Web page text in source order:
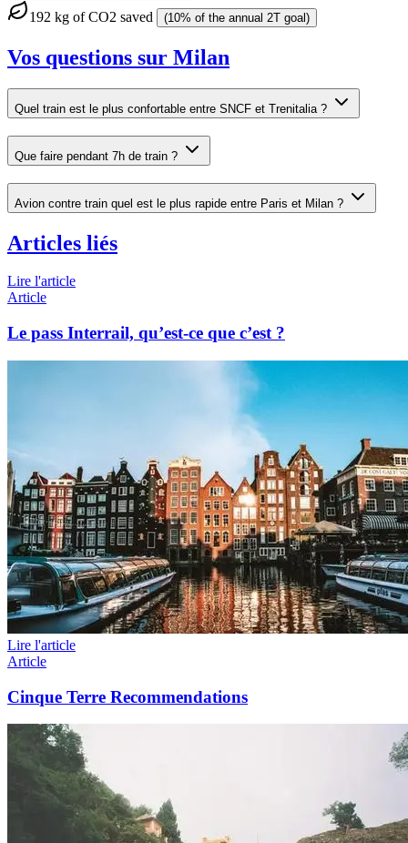
192 kg of CO2 saved (10% of the annual 2T goal)
Vos questions sur Milan
Quel train est le plus confortable entre SNCF et Trenitalia ?
Que faire pendant 7h de train ?
Avion contre train quel est le plus rapide entre Paris et Milan ?
Articles liés
Lire l'article
Article
Le pass Interrail, qu’est-ce que c’est ?
Lire l'article
Article
Cinque Terre Recommendations